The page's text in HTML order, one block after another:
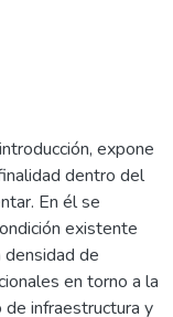
expone
dentro del
En él se
existente
densidad de
en torno a la
infraestructura y